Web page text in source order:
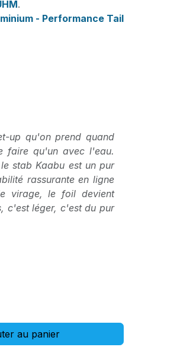
.
- Performance Tail
up qu'on prend quand
faire qu'un avec l'eau.
stab Kaabu est un pur
rassurante en ligne
virage, le foil devient
c'est léger, c'est du pur
au panier